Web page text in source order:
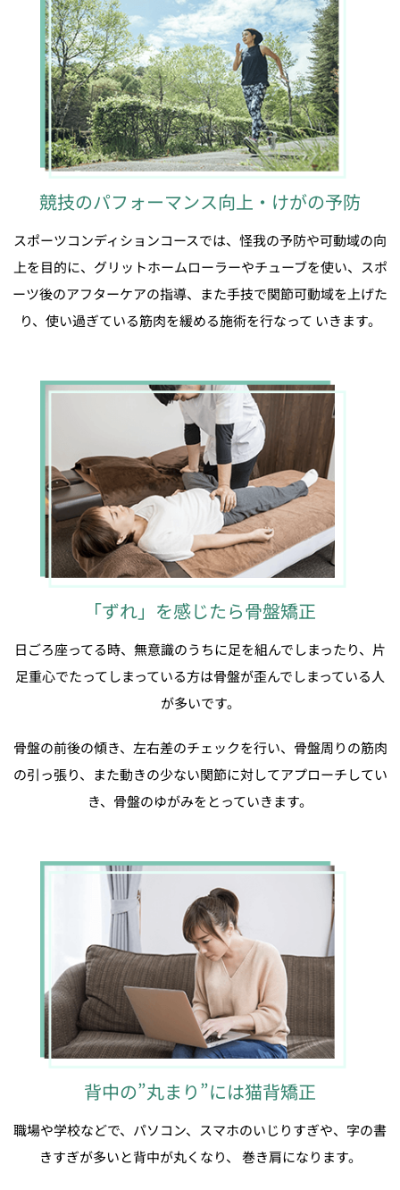
競技のパフォーマンス向上・けがの予防
スポーツコンディションコースでは、怪我の予防や可動域の向
上を目的に、グリットホームローラーやチューブを使い、スポ
ーツ後のアフターケアの指導、また手技で関節可動域を上げた
り、使い過ぎている筋肉を緩める施術を行なって いきます。
「ずれ」を感じたら骨盤矯正
日ごろ座ってる時、無意識のうちに足を組んでしまったり、片
足重心でたってしまっている方は骨盤が歪んでしまっている人
が多いです。
骨盤の前後の傾き、左右差のチェックを行い、骨盤周りの筋肉
の引っ張り、また動きの少ない関節に対してアプローチしてい
き、骨盤のゆがみをとっていきます。
背中の”丸まり”には猫背矯正
職場や学校などで、パソコン、スマホのいじりすぎや、字の書
きすぎが多いと背中が丸くなり、 巻き肩になります。